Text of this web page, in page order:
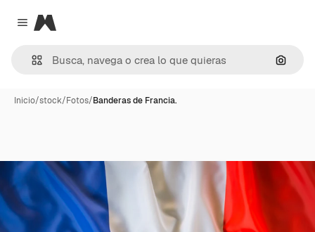
Close menu
Magnific
Inicio/stock/Fotos/Banderas de Francia.